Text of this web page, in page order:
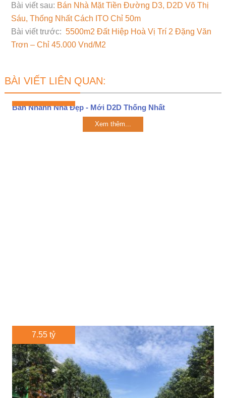
Bài viết sau: Bán Nhà Mặt Tiền Đường D3, D2D Võ Thị
Sáu, Thống Nhất Cách ITO Chỉ 50m
Bài viết trước: 5500m2 Đất Hiệp Hoà Vị Trí 2 Đặng Văn
Trơn – Chỉ 45.000 Vnd/M2
BÀI VIẾT LIÊN QUAN:
Bán Nhanh Nhà Đẹp - Mới D2D Thống Nhất
Xem thêm...
7.55 tỷ